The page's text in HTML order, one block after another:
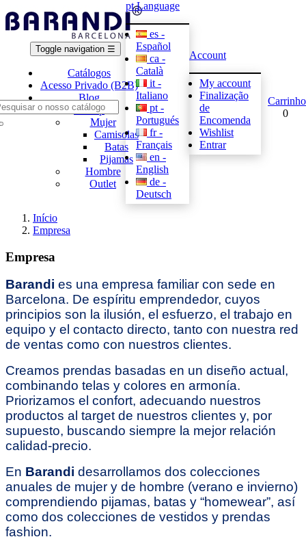
Toggle navigation ☰
Catálogos
Acesso Privado (B2B)
Blog
E-shop
Mujer
Camisolas
Batas
Pijamas
Hombre
Outlet
ptLanguage
es -
Español
ca -
Català
it -
Italiano
pt -
Portugués
fr -
Français
en -
English
de -
Deutsch
Account
My account
Finalização
de
Encomenda
Wishlist
Entrar
Carrinho
0
Início
Empresa
Empresa
Barandi es una empresa familiar con sede en
Barcelona. De espíritu emprendedor, cuyos
principios son la ilusión, el esfuerzo, el trabajo en
equipo y el contacto directo, tanto con nuestra red
de ventas como con nuestros clientes.
Creamos prendas basadas en un diseño actual,
combinando telas y colores en armonía.
Priorizamos el confort, adecuando nuestros
productos al target de nuestros clientes y, por
supuesto, buscando siempre la mejor relación
calidad-precio.
En Barandi desarrollamos dos colecciones
anuales de mujer y de hombre (verano e invierno)
comprendiendo pijamas, batas y “homewear”, así
como dos colecciones de vestidos y prendas
fashion.